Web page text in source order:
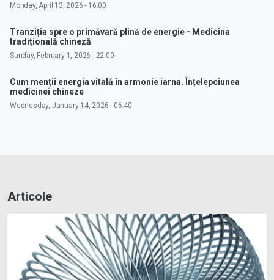
Monday, April 13, 2026 - 16:00
Tranziția spre o primăvară plină de energie - Medicina
tradițională chineză
Sunday, February 1, 2026 - 22:00
Cum menții energia vitală în armonie iarna. Înțelepciunea
medicinei chineze
Wednesday, January 14, 2026 - 06:40
Articole